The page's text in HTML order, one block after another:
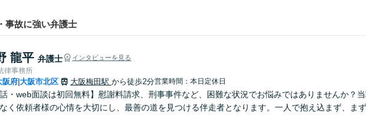
事故に強い弁護士
龍平 弁護士 インタビューを見る
律事務所
阪府 大阪市北区 大阪梅田駅 から徒歩2分営業時間：本日定休日
話・web面談は初回無料】慰謝料請求、刑事事件など、困難な状況でお悩みではありませんか？
く依頼者様の心情を大切にし、最善の道を見つける伴走者となります。一人で抱え込まず、ま